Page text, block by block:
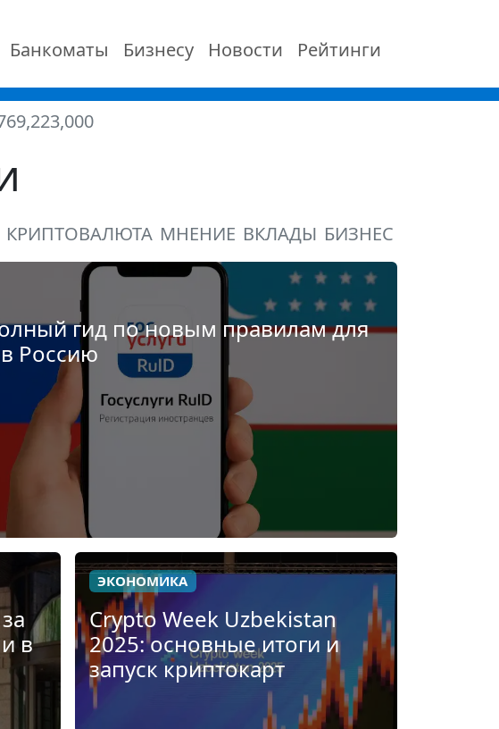
Банкоматы Бизнесу Новости Рейтинги
КРИПТОВАЛЮТА МНЕНИЕ ВКЛАДЫ БИЗНЕС
гид по новым правилам для
Россию
в
ЭКОНОМИКА
Crypto Week Uzbekistan
2025: основные итоги и
запуск криптокарт